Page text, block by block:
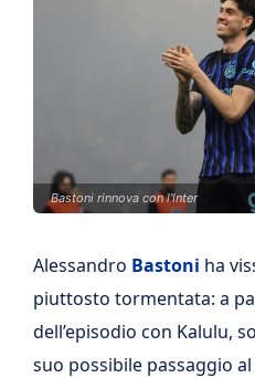
Bastoni rinnova con l'Inter
Alessandro Bastoni ha
piuttosto tormentata: a
dell’episodio con Kalulu,
suo possibile passaggio